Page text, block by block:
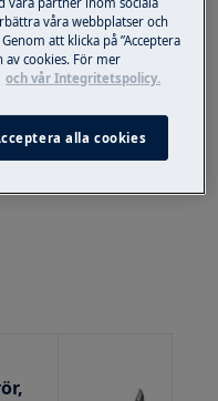
våra webbplatser och
att klicka på ”Acceptera
av cookies. För mer
och vår Integritetspolicy.
alla cookies